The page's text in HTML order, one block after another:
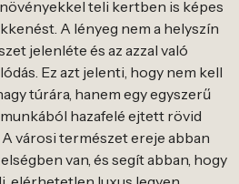
teli kertben is képes
A lényeg nem a helyszín
jelenléte és az azzal való
Ez azt jelenti, hogy nem kell
túrára, hanem egy egyszerű
hazafelé ejtett rövid
városi természet ereje abban
van, és segít abban, hogy